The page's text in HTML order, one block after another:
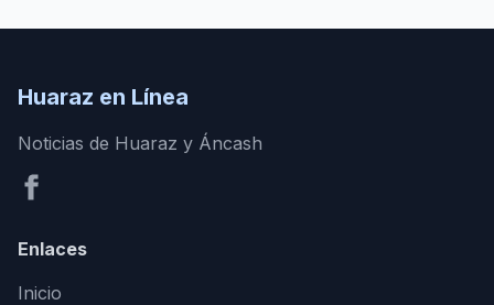
Huaraz en Línea
Noticias de Huaraz y Áncash
Enlaces
Inicio